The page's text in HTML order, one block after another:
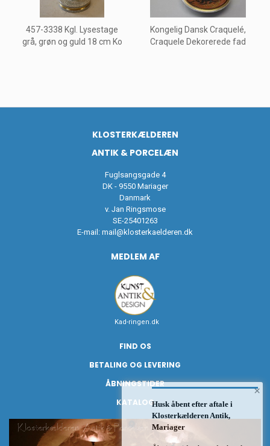
457-3338 Kgl. Lysestage
grå, grøn og guld 18 cm Ko
Kongelig Dansk Craquelé,
Craquele Dekorerede fad
KLOSTERKÆLDEREN
ANTIK & PORCELÆN
Fuglsangsgade 4
DK - 9550 Mariager
Danmark
v. Jan Ringsmose
SE-25401263
E-mail: mail@klosterkaelderen.dk
MEDLEM AF
Kad-ringen.dk
FIND OS
BETALING OG LEVERING
ÅBNINGSTIDER
KATALOG
×
Husk åbent efter aftale i
Klosterkælderen Antik,
Mariager